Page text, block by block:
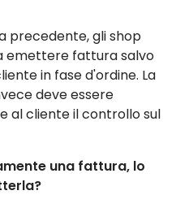
precedente, gli shop
emettere fattura salvo
in fase d'ordine. La
deve essere
al cliente il controllo sul
una fattura, lo